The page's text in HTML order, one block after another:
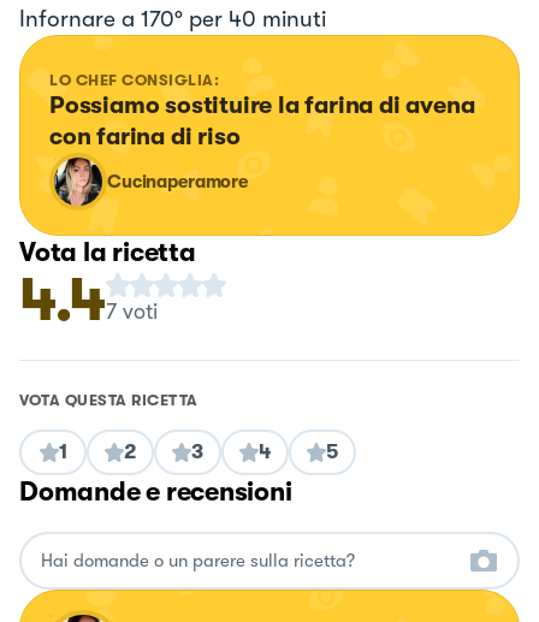
Infornare a 170° per 40 minuti
LO CHEF CONSIGLIA:
Possiamo sostituire la farina di avena
con farina di riso
Cucinaperamore
Vota la ricetta
4.47voti
VOTA QUESTA RICETTA
1 2 3 4 5
Domande e recensioni